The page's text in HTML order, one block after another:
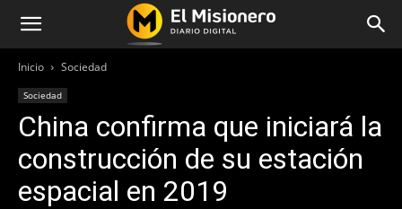
Inicio Sociedad
Sociedad
China confirma que iniciará la
construcción de su estación
espacial en 2019